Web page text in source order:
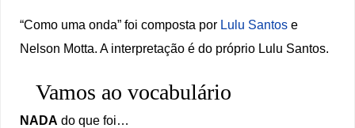
“Como uma onda” foi composta por Lulu Santos e
Nelson Motta. A interpretação é do próprio Lulu Santos.
Vamos ao vocabulário
NADA do que foi…